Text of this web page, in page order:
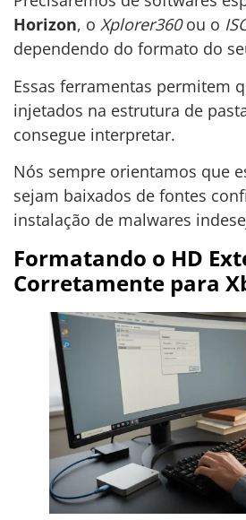
Horizon, o Xplorer360ou o
dependendo do formato do
Essas ferramentas permitem
injetados na estrutura de
consegue interpretar.
Nós sempre orientamos que
sejam baixados de fontes
instalação de malwares
Formatando o HD
Corretamente para